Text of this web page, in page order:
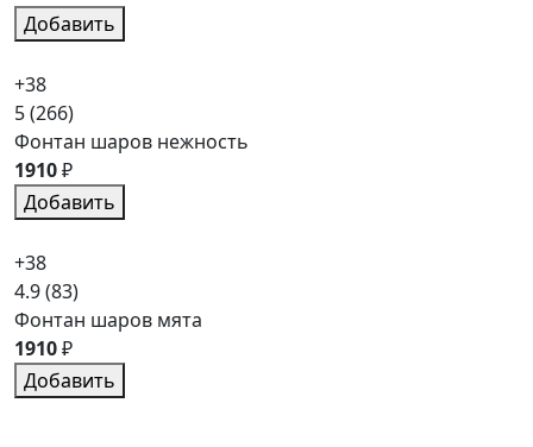
Добавить
+38
5(266)
Фонтан шаров нежность
1910₽
Добавить
+38
4.9(83)
Фонтан шаров мята
1910₽
Добавить